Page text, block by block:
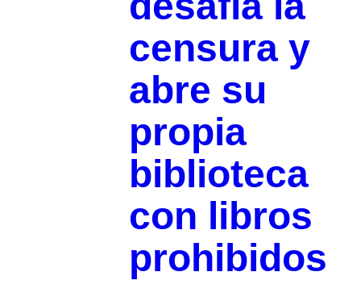
censura y
abre su
propia
biblioteca
con libros
prohibidos